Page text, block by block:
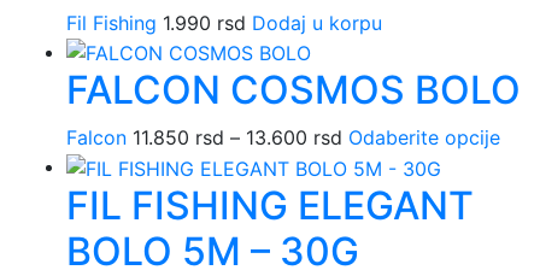
Fil Fishing 1.990 rsd Dodaj u korpu
FALCON COSMOS BOLO
Falcon 11.850 rsd – 13.600 rsd Raspon
cena:
od
11.850 rsd
do
Odaberite opcije
FIL FISHING ELEGANT
BOLO 5M – 30G